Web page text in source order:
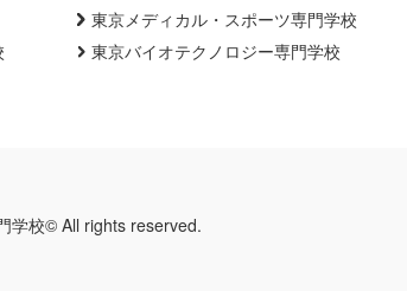
東京メディカル・スポーツ専門学校
東京バイオテクノロジー専門学校
学校© All rights reserved.